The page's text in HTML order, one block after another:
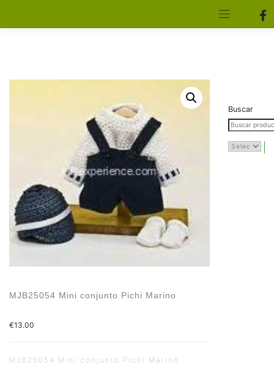
MJB25054 Mini conjunto Pichi Marino
€13.00
MJB25054 Mini conjunto Pichi Marino
Buscar